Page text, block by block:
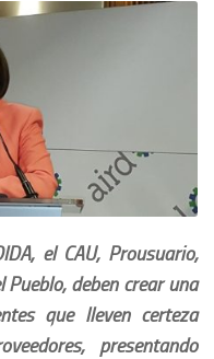
el CAU, Prousuario,
deben crear una
que lleven certeza
presentando